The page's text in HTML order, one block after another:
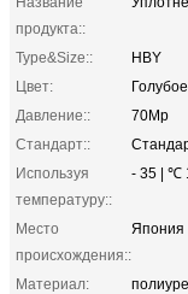
продукта::
Type&Size::
HBY
Цвет:
Давление::
70Mp
Стандарт::
Используя
температуру::
- 35 | ℃
Место
происхождения::
Япония
Материал: